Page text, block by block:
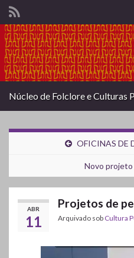
Search for:
Núcleo de Folclore e Culturas
OFICINAS DE
Novo projeto
ABR
11
Projetos de
Arquivado sob Cultura